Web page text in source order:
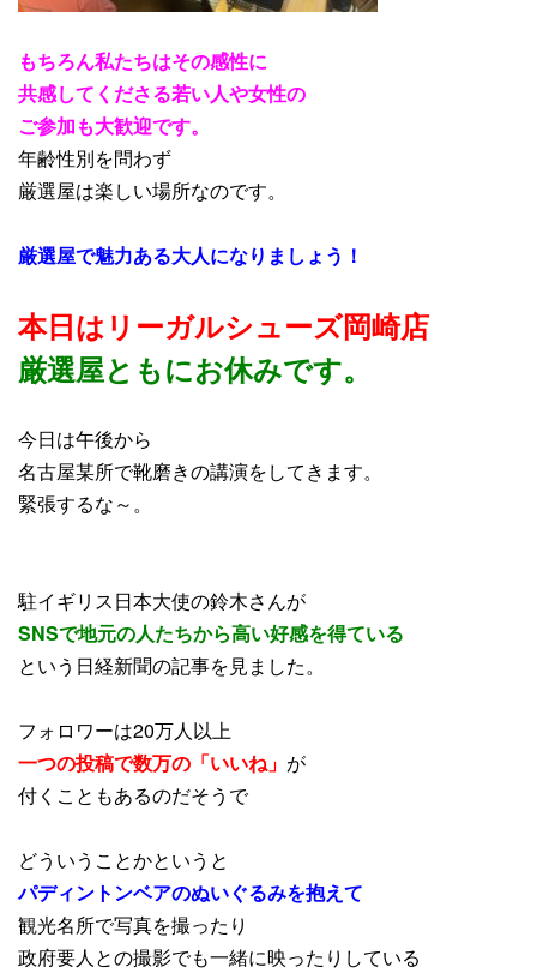
もちろん私たちはその感性に
共感してくださる若い人や女性の
ご参加も大歓迎です。
年齢性別を問わず
厳選屋は楽しい場所なのです。
厳選屋で魅力ある大人になりましょう！
本日はリーガルシューズ岡崎店
厳選屋ともにお休みです。
今日は午後から
名古屋某所で靴磨きの講演をしてきます。
緊張するな～。
駐イギリス日本大使の鈴木さんが
SNSで地元の人たちから高い好感を得ている
という日経新聞の記事を見ました。
フォロワーは20万人以上
一つの投稿で数万の「いいね」 が
付くこともあるのだそうで
どういうことかというと
パディントンベアのぬいぐるみを抱えて
観光名所で写真を撮ったり
政府要人との撮影でも一緒に映ったりしている